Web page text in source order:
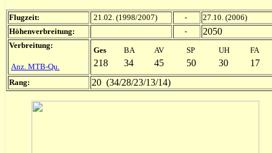
Flugzeit: 21.02. (1998/2007) - 27.10. (2006)
Höhenverbreitung:
- 2050
Verbreitung:
Anz. MTB-Qu.
Ges BA AV SP UH FA
218 34 45 50 30 17
Rang: 20 (34/28/23/13/14)